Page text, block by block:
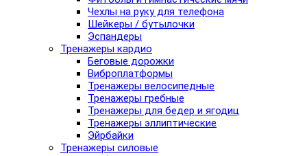
Чехлы на руку для телефона
Шейкеры / бутылочки
Эспандеры
Тренажеры кардио
Беговые дорожки
Виброплатформы
Тренажеры велосипедные
Тренажеры гребные
Тренажеры для бедер и ягодиц
Тренажеры эллиптические
Эйрбайки
Тренажеры силовые